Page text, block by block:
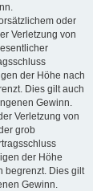
oder
Verletzung von
der Höhe nach
Dies gilt auch
Gewinn.
Verletzung von
grob
der Höhe
begrenzt. Dies gilt
Gewinn.